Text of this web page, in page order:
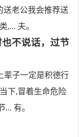
送老公我会推荐送
,... 夫。
不说话，过节
辈子一定是积德行
下,冒着生命危险
有。